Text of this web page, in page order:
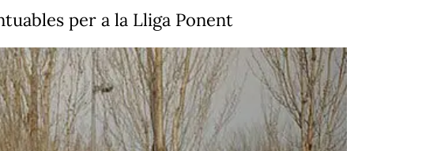
per a la Lliga Ponent